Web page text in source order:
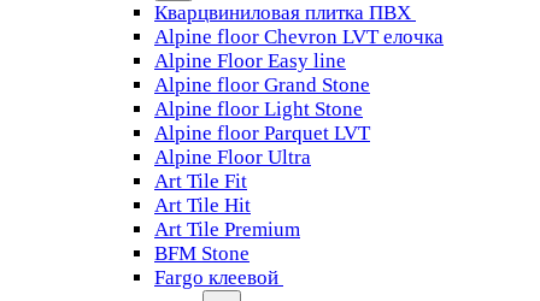
Кварцвиниловая плитка ПВХ
Alpine floor Chevron LVT елочка
Alpine Floor Easy line
Alpine floor Grand Stone
Alpine floor Light Stone
Alpine floor Parquet LVT
Alpine Floor Ultra
Art Tile Fit
Art Tile Hit
Art Tile Premium
BFM Stone
Fargo клеевой